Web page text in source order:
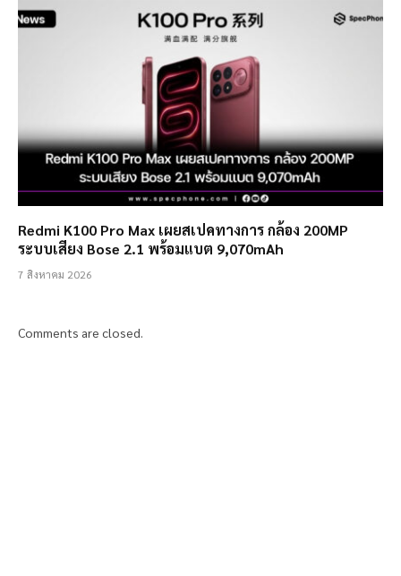
Redmi K100 Pro Max เผยสเปคทางการ กล้อง 200MP
ระบบเสียง Bose 2.1 พร้อมแบต 9,070mAh
7 สิงหาคม 2026
Comments are closed.